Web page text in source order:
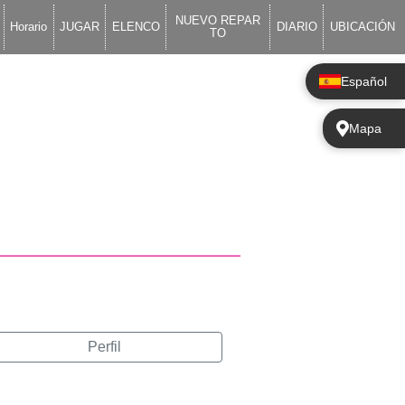
Mapa
Español
Horario JUGAR ELENCO
NUEVO REPAR
TO
DIARIO UBICACIÓN
Perfil